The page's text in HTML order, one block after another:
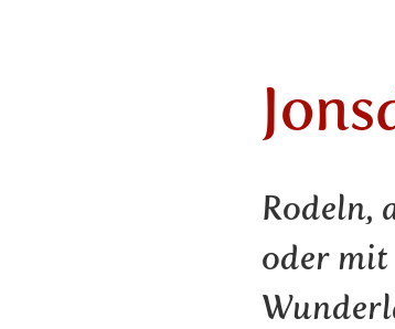
Rodeln,
oder mit